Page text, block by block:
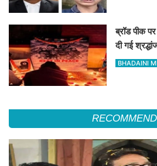
ब्रॉड पीक पर
दी गई
पुष्प
BHADAINI